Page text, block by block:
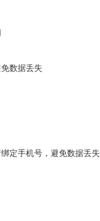
数据丢失
定手机号，避免数据丢失